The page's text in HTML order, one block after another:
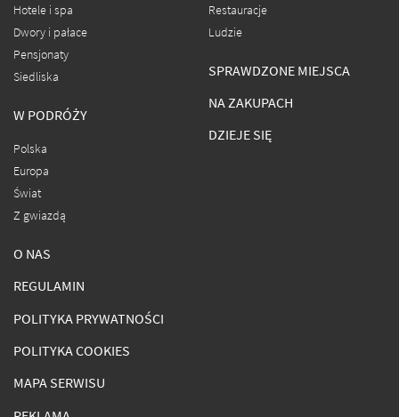
Hotele i spa
Dwory i pałace
Pensjonaty
Siedliska
W PODRÓŻY
Polska
Europa
Świat
Z gwiazdą
Restauracje
Ludzie
SPRAWDZONE MIEJSCA
NA ZAKUPACH
DZIEJE SIĘ
O NAS
REGULAMIN
POLITYKA PRYWATNOŚCI
POLITYKA COOKIES
MAPA SERWISU